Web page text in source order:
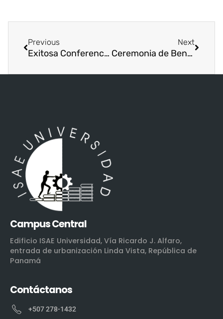
Previous
Exitosa Conferencia “Funciones de un CPA en la Actualidad”
Next
Ceremonia de Bendición del Oratorio en la Sede de Metetí
Campus Central
Edificio ISAE Universidad, Vía Ricardo J. Alfaro,
entrada de urbanización Linda Vista, República de
Panamá
Contáctanos
+507 278-1432